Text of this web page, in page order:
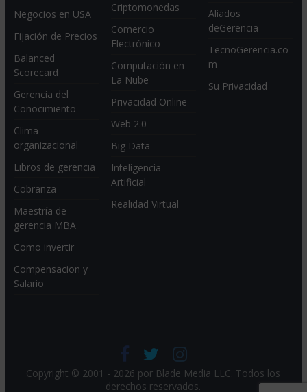
Negocios en USA
Fijación de Precios
Balanced
Scorecard
Gerencia del
Conocimiento
Clima
organizacional
Libros de gerencia
Cobranza
Maestría de
gerencia MBA
Como invertir
Compensacion y
Salario
Criptomonedas
Comercio
Electrónico
Computación en
La Nube
Privacidad Online
Web 2.0
Big Data
Inteligencia
Artificial
Realidad Virtual
Aliados
deGerencia
TecnoGerencia.co
m
Su Privacidad
Copyright © 2001 - 2026 por Blade Media LLC. Todos los
derechos reservados.